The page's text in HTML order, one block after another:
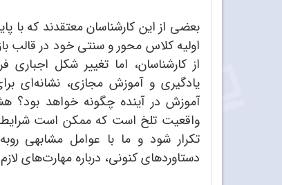
بعضی از این کارشناسان معتقدند که با
اولیه کلاس محور و سنتی خود در قالب
از کارشناسان، اما تغییر شکل
یادگیری و آموزش مجازی، نشانه‌ای
آموزش در آینده چگونه خواهد بود؟
واقعیت تلخ است که ممکن است شرایطی
تکرار شود و ما با عوامل مشابهی
دستاوردهای کنونی، درباره مهارت‌های